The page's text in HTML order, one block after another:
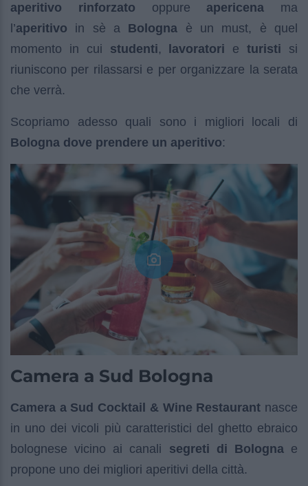
aperitivo rinforzato oppure apericena ma
l’aperitivo in sè a Bologna è un must, è quel
momento in cui studenti, lavoratori eturisti si
riuniscono per rilassarsi e per organizzare la serata
che verrà.
Scopriamo adesso quali sono i migliori locali di
Bologna dove prendere un aperitivo:
Camera a Sud Bologna
Camera a Sud Cocktail & Wine Restaurant nasce
in uno dei vicoli più caratteristici del ghetto ebraico
bolognese vicino ai canali segreti di Bolognae
propone uno dei migliori aperitivi della città.